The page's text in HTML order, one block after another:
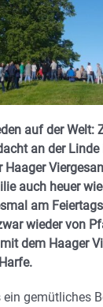
auf der Welt:
an der Linde
auch heuer
am
wieder von
dem Haager
gemütliches